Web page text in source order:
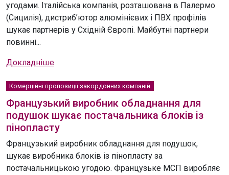
угодами. Італійська компанія, розташована в Палермо
(Сицилія), дистриб’ютор алюмінієвих і ПВХ профілів
шукає партнерів у Східній Європі. Майбутні партнери
повинні...
Докладніше
Комерційні пропозиції закордонних компаній
Французький виробник обладнання для
подушок шукає постачальника блоків із
пінопласту
Французький виробник обладнання для подушок,
шукає виробника блоків із пінопласту за
постачальницькою угодою. Французьке МСП виробляє